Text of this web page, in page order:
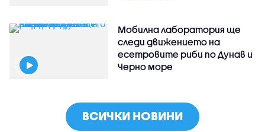
Мобилна лаборатория ще
следи движението на
есетровите риби по Дунав и
Черно море
ВСИЧКИ НОВИНИ